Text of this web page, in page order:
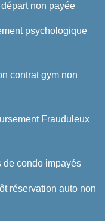
non payée
psychologique
contrat gym non
Frauduleux
de condo impayés
réservation auto non